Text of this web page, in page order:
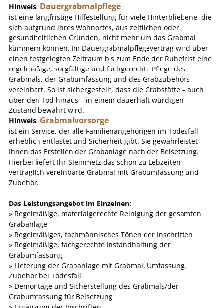
Hinweis: Dauergrabmalpflege
ist eine langfristige Hilfestellung für viele Hinterbliebene, die
sich aufgrund ihres Wohnortes, aus zeitlichen oder
gesundheitlichen Gründen, nicht mehr um das Grabmal
kümmern können. Im Dauergrabmalpflegevertrag wird über
einen festgelegten Zeitraum bis zum Ende der Ruhefrist eine
regelmäßige, sorgfältige und fachgerechte Pflege des
Grabmals, der Grabumfassung und des Grabzubehörs
vereinbart. So ist sichergestellt, dass die Grabstätte – auch
über den Tod hinaus – in einem dauerhaft würdigen
Zustand bewahrt wird.
Hinweis: Grabmalvorsorge
ist ein Service, der alle Familienangehörigen im Todesfall
erheblich entlastet und Sicherheit gibt. Sie gewährleistet
Ihnen das Erstellen der Grabanlage nach der Beisetzung.
Hierbei liefert Ihr Steinmetz das schon zu Lebzeiten
vertraglich vereinbarte Grabmal mit Grabumfassung und
Zubehör.
Das Leistungsangebot im Einzelnen:
» Regelmäßige, materialgerechte Reinigung der gesamten
Grabanlage
» Regelmäßiges, fachmännisches Tönen der Inschriften
» Regelmäßige, fachgerechte Instandhaltung der
Grabumfassung
» Lieferung der Grabanlage mit Grabmal, Umfassung,
Zubehör bei Todesfall
» Demontage und Sicherstellung des Grabmals/der
Grabumfassung für Beisetzung